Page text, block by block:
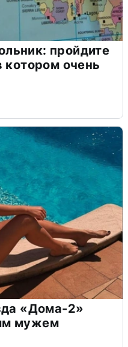
пройдите
котором очень
«Дома-2»
мужем